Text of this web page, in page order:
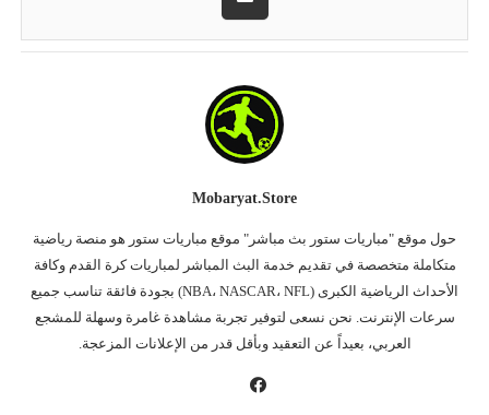
Mobaryat.store
حول موقع "مباريات ستور بث مباشر" موقع مباريات ستور هو منصة رياضية
متكاملة متخصصة في تقديم خدمة البث المباشر لمباريات كرة القدم وكافة
الأحداث الرياضية الكبرى (NBA، NASCAR، NFL) بجودة فائقة تناسب جميع
سرعات الإنترنت. نحن نسعى لتوفير تجربة مشاهدة غامرة وسهلة للمشجع
العربي، بعيداً عن التعقيد وبأقل قدر من الإعلانات المزعجة.